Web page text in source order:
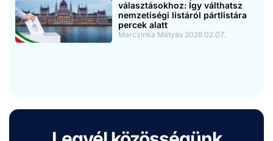
választásokhoz: Így válthatsz
nemzetiségi listáról pártlistára
percek alatt
Marczinka Mátyás 2026.02.07.